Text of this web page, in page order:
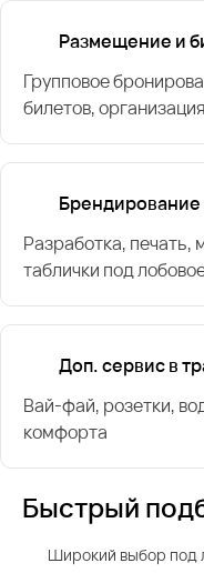
Размещение и
Групповое
билетов,
Брендирование
Разработка, печать,
таблички под
Доп. сервис в
Вай-фай, розетки,
комфорта
Быстрый
Широкий выбор под